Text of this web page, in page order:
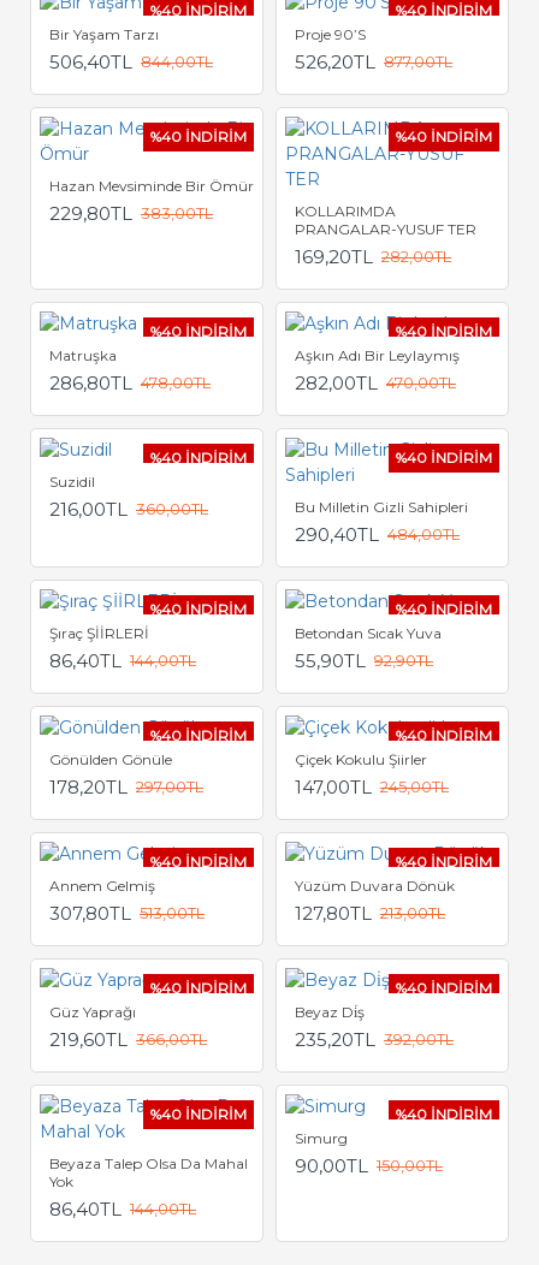
%40 İNDİRİM
Bir Yaşam Tarzı
506,40TL 844,00TL
%40 İNDİRİM
Proje 90’S
526,20TL 877,00TL
%40 İNDİRİM
Hazan Mevsiminde Bir Ömür
229,80TL 383,00TL
%40 İNDİRİM
KOLLARIMDA
PRANGALAR-YUSUF TER
169,20TL 282,00TL
%40 İNDİRİM
Matruşka
286,80TL 478,00TL
%40 İNDİRİM
Aşkın Adı Bir Leylaymış
282,00TL 470,00TL
%40 İNDİRİM
Suzidil
216,00TL 360,00TL
%40 İNDİRİM
Bu Milletin Gizli Sahipleri
290,40TL 484,00TL
%40 İNDİRİM
Şıraç ŞİİRLERİ
86,40TL 144,00TL
%40 İNDİRİM
Betondan Sıcak Yuva
55,90TL 92,90TL
%40 İNDİRİM
Gönülden Gönüle
178,20TL 297,00TL
%40 İNDİRİM
Çiçek Kokulu Şiirler
147,00TL 245,00TL
%40 İNDİRİM
Annem Gelmiş
307,80TL 513,00TL
%40 İNDİRİM
Yüzüm Duvara Dönük
127,80TL 213,00TL
%40 İNDİRİM
Güz Yaprağı
219,60TL 366,00TL
%40 İNDİRİM
Beyaz Di̇ş
235,20TL 392,00TL
%40 İNDİRİM
Beyaza Talep Olsa Da Mahal
Yok
86,40TL 144,00TL
%40 İNDİRİM
Simurg
90,00TL 150,00TL